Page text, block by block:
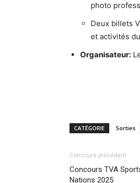
photo
Deux billets
et activités
Organisateur:
CATÉGORIE Sorties
Concours précédent
Concours TVA
Nations 2025